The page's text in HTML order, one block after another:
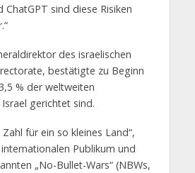
ChatGPT sind diese Risiken
des israelischen
bestätigte zu Beginn
% der weltweiten
gerichtet sind.
Zahl für ein so kleines Land“,
Publikum und
„No-Bullet-Wars“ (NBWs,